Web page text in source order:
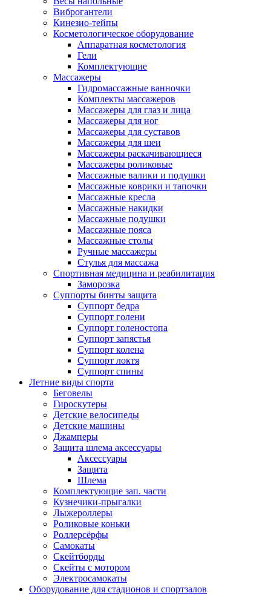
Виброгантели
Кинезио-тейпы
Косметологическое оборудование
Аппаратная косметология
Гели
Комплектующие
Массажеры
Гидромассажные ванночки
Комплекты массажеров
Массажеры для глаз и лица
Массажеры для ног
Массажеры для суставов
Массажеры для шеи
Массажеры раскачивающиеся
Массажеры роликовые
Массажные валики и подушки
Массажные коврики и тапочки
Массажные кресла
Массажные накидки
Массажные подушки
Массажные пояса
Массажные столы
Ручные массажеры
Стулья для массажа
Спортивная медицина и реабилитация
Заморозка
Суппорты бинты защита
Суппорт бедра
Суппорт голени
Суппорт голеностопа
Суппорт запястья
Суппорт колена
Суппорт локтя
Суппорт спины
Летние виды спорта
Беговелы
Гироскутеры
Детские велосипеды
Детские машины
Джамперы
Защита шлема аксессуары
Аксессуары
Защита
Шлема
Комплектующие зап. части
Кузнечики-прыгалки
Лыжероллеры
Роликовые коньки
Роллерсёрфы
Самокаты
Скейтборды
Скейты с мотором
Электросамокаты
Оборудование для стадионов и спортзалов